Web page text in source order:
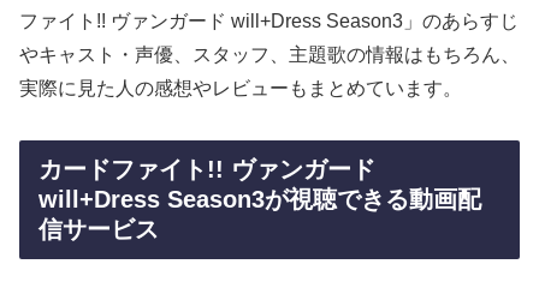
ファイト!! ヴァンガード will+Dress Season3」のあらすじ
やキャスト・声優、スタッフ、主題歌の情報はもちろん、
実際に見た人の感想やレビューもまとめています。
カードファイト!! ヴァンガード
will+Dress Season3が視聴できる動画配
信サービス